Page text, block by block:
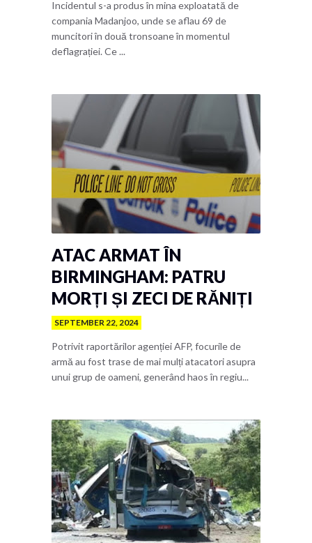
Incidentul s-a produs în mina exploatată de
compania Madanjoo, unde se aflau 69 de
muncitori în două tronsoane în momentul
deflagrației. Ce ...
ATAC ARMAT ÎN
BIRMINGHAM: PATRU
MORȚI ȘI ZECI DE RĂNIȚI
SEPTEMBER 22, 2024
Potrivit raportărilor agenției AFP, focurile de
armă au fost trase de mai mulți atacatori asupra
unui grup de oameni, generând haos în regiu...